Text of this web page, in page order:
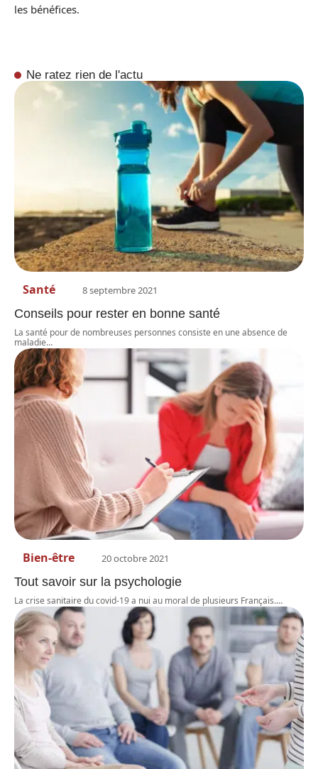
les bénéfices.
Ne ratez rien de l'actu
Santé 8 septembre 2021
Conseils pour rester en bonne santé
La santé pour de nombreuses personnes consiste en une absence de
maladie…
Bien-être 20 octobre 2021
Tout savoir sur la psychologie
La crise sanitaire du covid-19 a nui au moral de plusieurs Français.…